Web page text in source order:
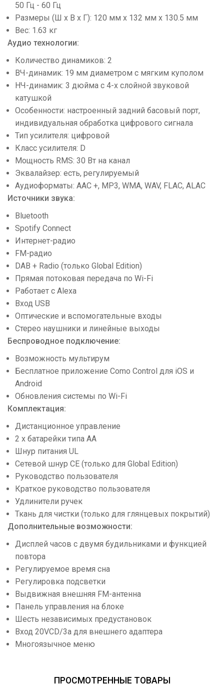
50 Гц - 60 Гц
Размеры (Ш x В x Г): 120 мм x 132 мм x 130.5 мм
Вес: 1.63 кг
Аудио технологии:
Количество динамиков: 2
ВЧ-динамик: 19 мм диаметром с мягким куполом
НЧ-динамик: 3 дюйма с 4-х слойной звуковой
катушкой
Особенности: настроенный задний басовый порт,
индивидуальная обработка цифрового сигнала
Тип усилителя: цифровой
Класс усилителя: D
Мощность RMS: 30 Вт на канал
Эквалайзер: есть, регулируемый
Аудиоформаты: AAC +, MP3, WMA, WAV, FLAC, ALAC
Источники звука:
Bluetooth
Spotify Connect
Интернет-радио
FM-радио
DAB + Radio (только Global Edition)
Прямая потоковая передача по Wi-Fi
Работает с Alexa
Вход USB
Оптические и вспомогательные входы
Стерео наушники и линейные выходы
Беспроводное подключение:
Возможность мультирум
Бесплатное приложение Como Control для iOS и
Android
Обновления системы по Wi-Fi
Комплектация:
Дистанционное управление
2 x батарейки типа АА
Шнур питания UL
Сетевой шнур CE (только для Global Edition)
Руководство пользователя
Краткое руководство пользователя
Удлинители ручек
Ткань для чистки (только для глянцевых покрытий)
Дополнительные возможности:
Дисплей часов с двумя будильниками и функцией
повтора
Регулируемое время сна
Регулировка подсветки
Выдвижная внешняя FM-антенна
Панель управления на блоке
Шесть независимых предустановок
Вход 20VCD/3a для внешнего адаптера
Многоязычное меню
ПРОСМОТРЕННЫЕ ТОВАРЫ